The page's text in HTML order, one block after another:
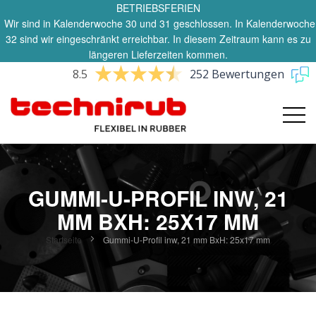
BETRIEBSFERIEN
Wir sind in Kalenderwoche 30 und 31 geschlossen. In Kalenderwoche
32 sind wir eingeschränkt erreichbar. In diesem Zeitraum kann es zu
längeren Lieferzeiten kommen.
8.5 252 Bewertungen
GUMMI-U-PROFIL INW, 21
MM BXH: 25X17 MM
Startseite Gummi-U-Profil inw, 21 mm BxH: 25x17 mm